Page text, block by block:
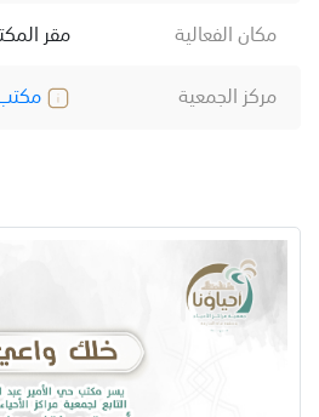
مكان الفعالية
مقر
مركز الجمعية